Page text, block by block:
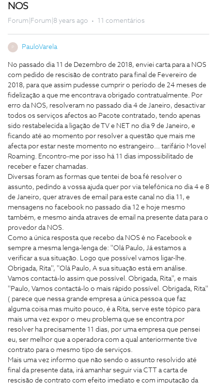
NOS
Forum|Forum|8 years ago 11 comentários
PauloVarela
No passado dia 11 de Dezembro de 2018, enviei carta para a NOS
com pedido de rescisão de contrato para final de Fevereiro de
2018, para que assim pudesse cumprir o período de 24 meses de
fidelização a que me encontrava obrigado contratualmente. Por
erro da NOS, resolveram no passado dia 4 de Janeiro, desactivar
todos os serviços afectos ao Pacote contratado, tendo apenas
sido restabelecida a ligação de TV e NET no dia 9 de Janeiro, e
ficando até ao momento por resolver a questão que mais me
afecta por estar neste momento no estrangeiro... tarifário Movel
Roaming. Encontro-me por isso há 11 dias impossibilitado de
receber e fazer chamadas.
Diversas foram as formas que tentei de boa fé resolver o
assunto, pedindo a vossa ajuda quer por via telefónica no dia 4 e 8
de Janeiro, quer atraves de email para este canal no dia 11, e
mensagens no facebook no passado dia 12 e hoje mesmo
também, e mesmo ainda atraves de email na presente data para o
provedor da NOS.
Como a única resposta que recebo da NOS é no Facebook e
sempre a mesma lenga-lenga de: ''Olá Paulo, Já estamos a
verificar a sua situação. Logo que possível vamos ligar-lhe.
Obrigada, Rita'', ''Olá Paulo, A sua situação está em análise.
Vamos contactá-lo assim que possível. Obrigada, Rita'', e mais
''Paulo, Vamos contactá-lo o mais rápido possível. Obrigada, Rita''
( parece que nessa grande empresa a única pessoa que faz
alguma coisa mas muito pouco, é a Rita, serve este tópico para
mais uma vez expor o meu problema que se encontra por
resolver ha precisamente 11 dias, por uma empresa que pensei
eu, ser melhor que a operadora com a qual anteriormente tive
contrato para o mesmo tipo de serviços.
Mais uma vez informo que não sendo o assunto resolvido até
final da presente data, irá amanhar seguir via CTT a carta de
rescisão de contrato com efeito imediato e com imputação da